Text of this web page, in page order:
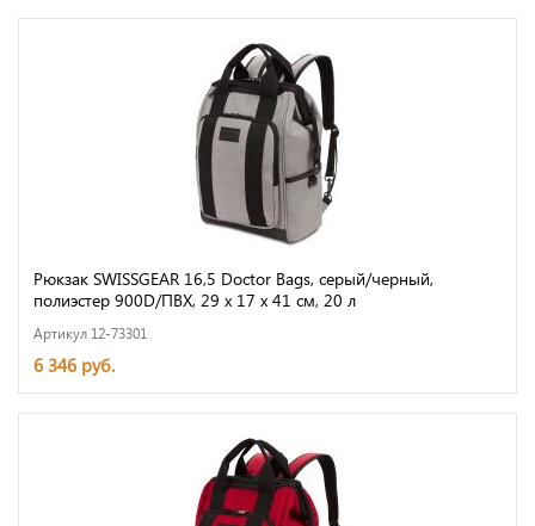
Рюкзак SWISSGEAR 16,5 Doctor Bags, серый/черный,
полиэстер 900D/ПВХ, 29 x 17 x 41 см, 20 л
Артикул 12-73301
6 346 руб.